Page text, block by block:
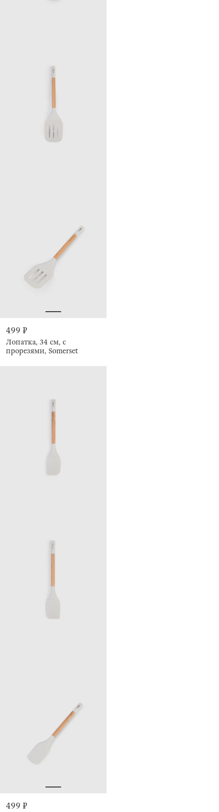
499 ₽
Лопатка, 34 см, с
прорезями, Somerset
499 ₽